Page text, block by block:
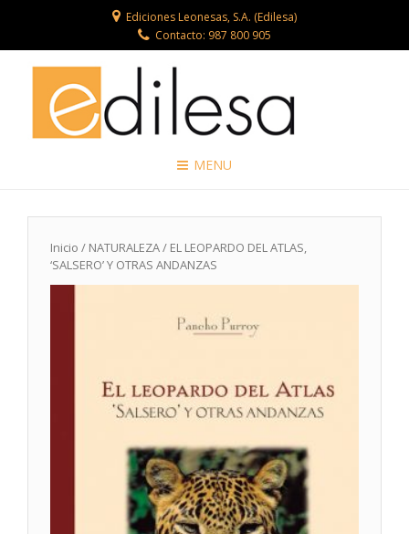
Ediciones Leonesas, S.A. (Edilesa)
Contacto: 987 800 905
MENU
Inicio / NATURALEZA/ EL LEOPARDO DEL ATLAS,
‘SALSERO’ Y OTRAS ANDANZAS